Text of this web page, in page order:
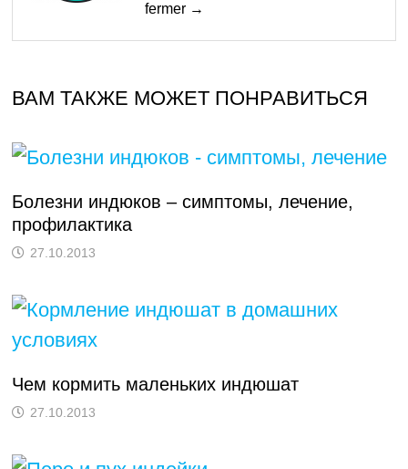
fermer →
ВАМ ТАКЖЕ МОЖЕТ ПОНРАВИТЬСЯ
Болезни индюков – симптомы, лечение,
профилактика
27.10.2013
Чем кормить маленьких индюшат
27.10.2013